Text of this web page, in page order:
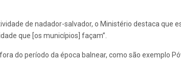
de nadador-salvador, o Ministério destaca que
que [os municípios] façam”.
do período da época balnear, como são exemplo